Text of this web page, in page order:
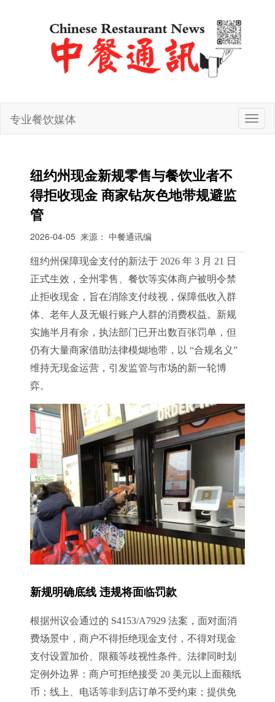
切
换
专业餐饮媒体
纽约州现金新规零售与餐饮业者不
得拒收现金 商家钻灰色地带规避监
管
2026-04-05 来源： 中餐通讯编
纽约州保障现金支付的新法于 2026 年 3 月 21 日
正式生效，全州零售、餐饮等实体商户被明令禁
止拒收现金，旨在消除支付歧视，保障低收入群
体、老年人及无银行账户人群的消费权益。新规
实施半月有余，执法部门已开出数百张罚单，但
仍有大量商家借助法律模煳地带，以 “合规名义”
维持无现金运营，引发监管与市场的新一轮博
弈。
新规明确底线 违规将面临罚款
根据州议会通过的 S4153/A7929 法案，面对面消
费场景中，商户不得拒绝现金支付，不得对现金
支付设置加价、限额等歧视性条件。法律同时划
定例外边界：商户可拒绝接受 20 美元以上面额纸
币；线上、电话等非到店订单不受约束；提供免